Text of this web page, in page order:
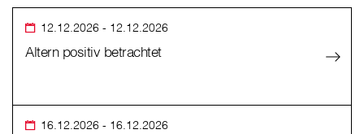
12.12.2026 - 12.12.2026
Altern positiv betrachtet
16.12.2026 - 16.12.2026